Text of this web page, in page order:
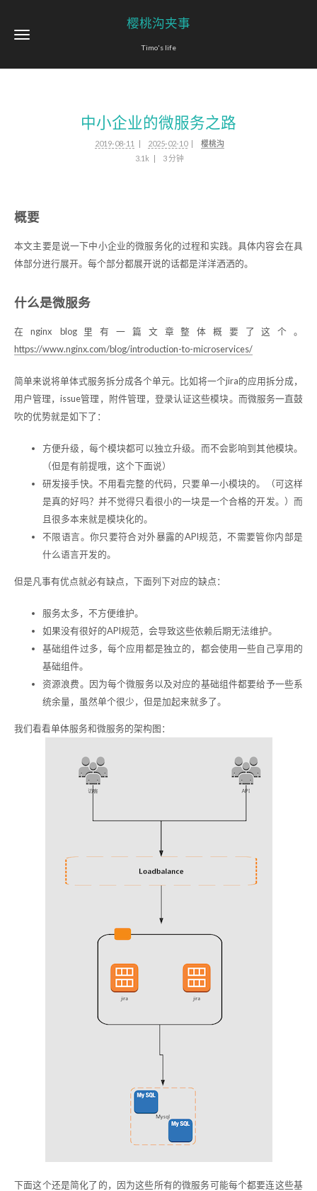
樱桃沟夹事
Timo's life
中小企业的微服务之路
2019-08-11 2025-02-10
樱桃沟
3.1k
3 分钟
概要
本文主要是说一下中小企业的微服务化的过程和实践。具体内容会在具
体部分进行展开。每个部分都展开说的话都是洋洋洒洒的。
什么是微服务
在nginx blog里有一篇文章整体概要了这个。
https://www.nginx.com/blog/introduction-to-microservices/
简单来说将单体式服务拆分成各个单元。比如将一个jira的应用拆分成，
用户管理，issue管理，附件管理，登录认证这些模块。而微服务一直鼓
吹的优势就是如下了：
方便升级，每个模块都可以独立升级。而不会影响到其他模块。
（但是有前提哦，这个下面说）
研发接手快。不用看完整的代码，只要单一小模块的。（可这样
是真的好吗？并不觉得只看很小的一块是一个合格的开发。）而
且很多本来就是模块化的。
不限语言。你只要符合对外暴露的API规范，不需要管你内部是
什么语言开发的。
但是凡事有优点就必有缺点，下面列下对应的缺点：
服务太多，不方便维护。
如果没有很好的API规范，会导致这些依赖后期无法维护。
基础组件过多，每个应用都是独立的，都会使用一些自己享用的
基础组件。
资源浪费。因为每个微服务以及对应的基础组件都要给予一些系
统余量，虽然单个很少，但是加起来就多了。
我们看看单体服务和微服务的架构图：
下面这个还是简化了的，因为这些所有的微服务可能每个都要连这些基